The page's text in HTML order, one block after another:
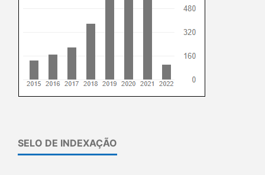
SELO DE INDEXAÇÃO